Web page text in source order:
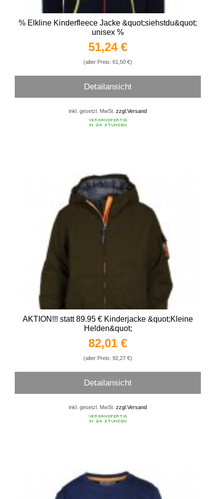
% Elkline Kinderfleece Jacke &quot;siehstdu&quot;
unisex %
51,24 €
(alter Preis: 61,50 €)
Detailansicht
inkl. gesetzl. MwSt.zzgl.Versand
AKTION!!! statt 89.95 € Kinderjacke &quot;Kleine
Helden&quot;
82,01 €
(alter Preis: 92,27 €)
Detailansicht
inkl. gesetzl. MwSt.zzgl.Versand